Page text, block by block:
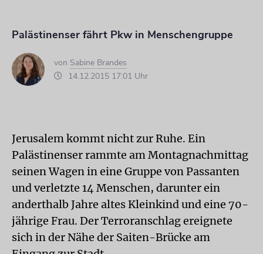
Palästinenser fährt Pkw in Menschengruppe
von Sabine Brandes
14.12.2015 17:01 Uhr
Jerusalem kommt nicht zur Ruhe. Ein
Palästinenser rammte am Montagnachmittag
seinen Wagen in eine Gruppe von Passanten
und verletzte 14 Menschen, darunter ein
anderthalb Jahre altes Kleinkind und eine 70-
jährige Frau. Der Terroranschlag ereignete
sich in der Nähe der Saiten-Brücke am